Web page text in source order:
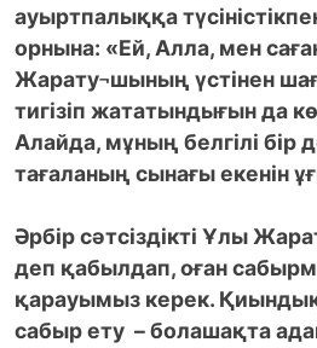
ауыртпалыққа
орнына: «Ей, Алла, мен
Жарату¬шының үстінен
тигізіп жататындығын да
Алайда, мұның белгілі бір
тағаланың сынағы екенін
Әрбір сәтсіздікті Ұлы
деп қабылдап, оған
қарауымыз керек.
сабыр ету – болашақта